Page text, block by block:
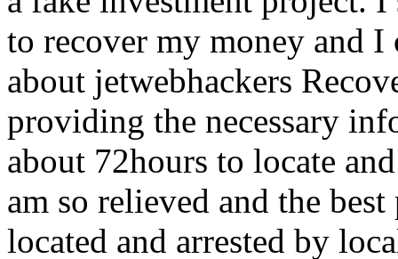
to recover my money and I
about jetwebhackers
providing the necessary
about 72hours to locate
am so relieved and the
located and arrested by